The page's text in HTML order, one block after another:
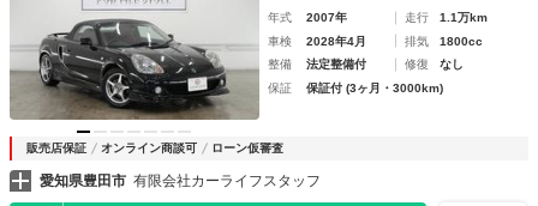
年式 2007年 走行
1.1万km
車検
2028年4月 排気
1800cc
整備
法定整備付 修復
なし
保証
保証付 (3ヶ月・3000km)
販売店保証 オンライン商談可 ローン仮審査
愛知県豊田市 有限会社カーライフスタッフ